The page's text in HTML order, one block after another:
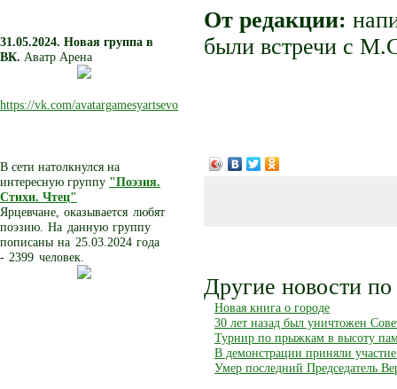
От редакции:
были встречи с
Другие новости по
Новая книга о городе
30 лет назад был уничтожен
Турнир по прыжкам в высоту
В демонстрации приняли
Умер последний Председатель
31.05.2024. Новая группа в
ВК. Аватр Арена
https://vk.com/avatargamesyartsevo
В сети натолкнулся на
интересную группу "Поэзия.
Стихи. Чтец"
Ярцевчане, оказывается любят
поэзию. На данную группу
пописаны на 25.03.2024 года
- 2399 человек.